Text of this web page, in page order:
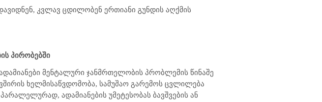
კვლავ ცდილობენ ერთიანი გუნდის აღქმის
პირობებში
მენტალური ჯანმრთელობის პრობლემის წინაშე
ხელმისაწვდომობა, სამუშაო გარემოს ცვლილება
ადამიანების უმეტესობას ბავშვების ან